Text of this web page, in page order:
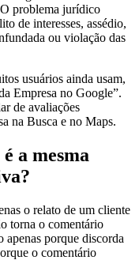
problema jurídico
de interesses, assédio,
ou violação das
usuários ainda usam,
Empresa no Google”.
de avaliações
na Busca e no Maps.
a mesma
o relato de um cliente
torna o comentário
porque discorda
o comentário